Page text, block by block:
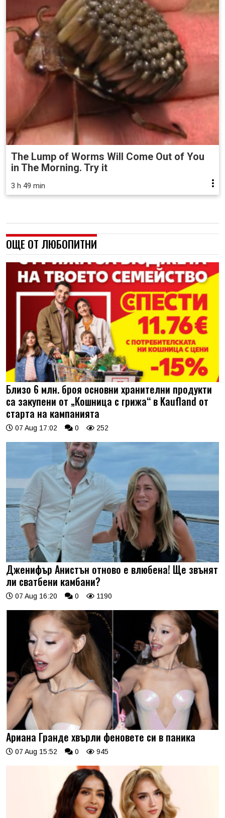
The Lump of Worms Will Come Out of You
in The Morning. Try it
3 h 49 min
ОЩЕ ОТ ЛЮБОПИТНИ
Близо 6 млн. броя основни хранителни продукти
са закупени от „Кошница с грижа“ в Kaufland от
старта на кампанията
07 Aug 17:02 0 252
Дженифър Анистън отново е влюбена! Ще звънят
ли сватбени камбани?
07 Aug 16:20 0 1190
Ариана Гранде хвърли феновете си в паника
07 Aug 15:52 0 945